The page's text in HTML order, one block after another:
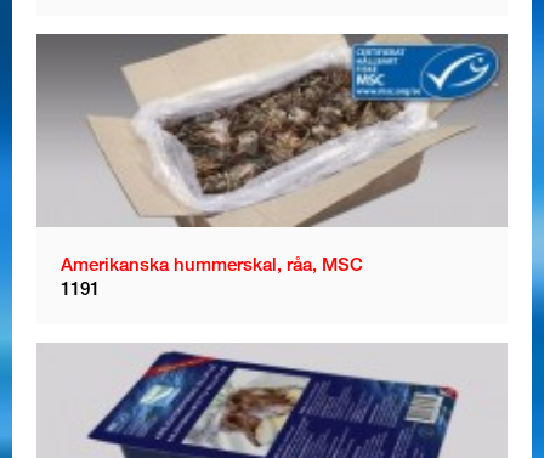
Amerikanska hummerskal, råa, MSC
1191